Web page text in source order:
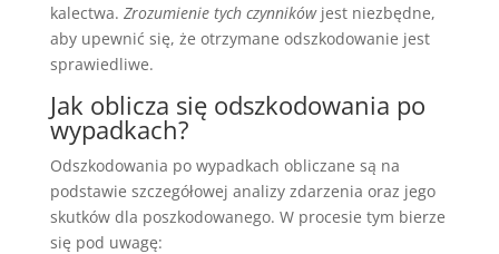
kalectwa. Zrozumienie tych czynnikówjest niezbędne,
aby upewnić się, że otrzymane odszkodowanie jest
sprawiedliwe.
Jak oblicza się odszkodowania po
wypadkach?
Odszkodowania po wypadkach obliczane są na
podstawie szczegółowej analizy zdarzenia oraz jego
skutków dla poszkodowanego. W procesie tym bierze
się pod uwagę: